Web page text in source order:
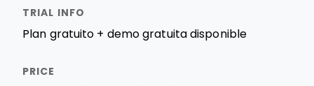
Plan gratuito + demo gratuita disponible